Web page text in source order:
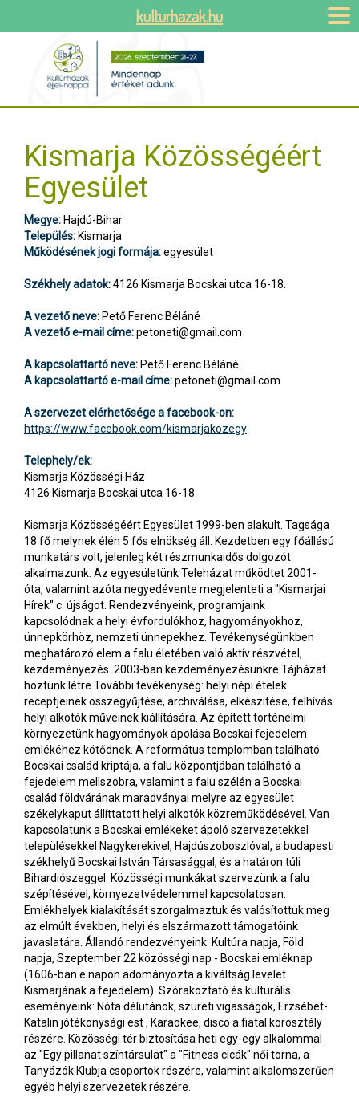
Kismarja Közösségéért
Egyesület
Megye: Hajdú-Bihar
Település: Kismarja
Működésének jogi formája:egyesület
Székhely adatok:4126 Kismarja Bocskai utca 16-18.
A vezető neve: Pető Ferenc Béláné
A vezető e-mail címe:petoneti@gmail.com
A kapcsolattartó neve: Pető Ferenc Béláné
A kapcsolattartó e-mail címe:petoneti@gmail.com
A szervezet elérhetősége a facebook-on:
https://www.facebook.com/kismarjakozegy
Telephely/ek:
Kismarja Közösségi Ház
4126 Kismarja Bocskai utca 16-18.
Kismarja Közösségéért Egyesület 1999-ben alakult. Tagsága
18 fő melynek élén 5 fős elnökség áll. Kezdetben egy főállású
munkatárs volt, jelenleg két részmunkaidős dolgozót
alkalmazunk. Az egyesületünk Teleházat működtet 2001-
óta, valamint azóta negyedévente megjelenteti a "Kismarjai
Hírek" c. újságot. Rendezvényeink, programjaink
kapcsolódnak a helyi évfordulókhoz, hagyományokhoz,
ünnepkörhöz, nemzeti ünnepekhez. Tevékenységünkben
meghatározó elem a falu életében való aktív részvétel,
kezdeményezés. 2003-ban kezdeményezésünkre Tájházat
hoztunk létre.További tevékenység: helyi népi ételek
receptjeinek összegyűjtése, archiválása, elkészítése, felhívás
helyi alkotók műveinek kiállítására. Az épített történelmi
környezetünk hagyományok ápolása Bocskai fejedelem
emlékéhez kötődnek. A református templomban található
Bocskai család kriptája, a falu központjában található a
fejedelem mellszobra, valamint a falu szélén a Bocskai
család földvárának maradványai melyre az egyesület
székelykaput állíttatott helyi alkotók közreműködésével. Van
kapcsolatunk a Bocskai emlékeket ápoló szervezetekkel
településekkel Nagykerekivel, Hajdúszoboszlóval, a budapesti
székhelyű Bocskai István Társasággal, és a határon túli
Bihardiószeggel. Közösségi munkákat szervezünk a falu
szépítésével, környezetvédelemmel kapcsolatosan.
Emlékhelyek kialakítását szorgalmaztuk és valósítottuk meg
az elmúlt években, helyi és elszármazott támogatóink
javaslatára. Állandó rendezvényeink: Kultúra napja, Föld
napja, Szeptember 22 közösségi nap - Bocskai emléknap
(1606-ban e napon adományozta a kiváltság levelet
Kismarjának a fejedelem). Szórakoztató és kulturális
eseményeink: Nóta délutánok, szüreti vigasságok, Erzsébet-
Katalin jótékonysági est , Karaokee, disco a fiatal korosztály
részére. Közösségi tér biztosítása heti egy-egy alkalommal
az "Egy pillanat színtársulat" a "Fitness cicák" női torna, a
Tanyázók Klubja csoportok részére, valamint alkalomszerűen
egyéb helyi szervezetek részére.
kulturhazak.hu